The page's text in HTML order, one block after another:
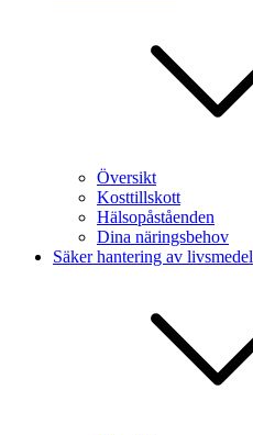
Översikt
Kosttillskott
Hälsopåståenden
Dina näringsbehov
Säker hantering av livsmedel